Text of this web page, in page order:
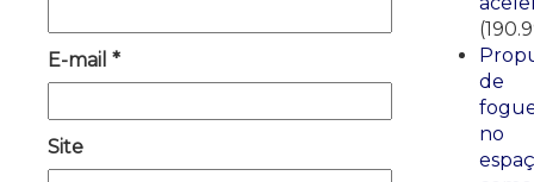
E-mail *
Site
de
no